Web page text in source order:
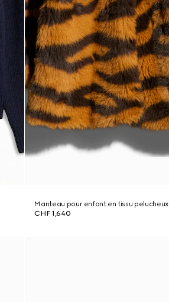
Manteau pour enfant en tissu pelucheux
CHF 1,640